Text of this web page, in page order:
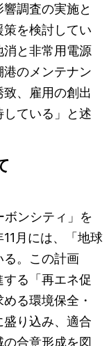
調査の実施と
を検討してい
と非常用電源
のメンテナン
、雇用の創出
ている」と述
ンシティ」を
月には、「地球
る。この計画
る「再エネ促
る環境保全・
り込み、適合
合意形成を図